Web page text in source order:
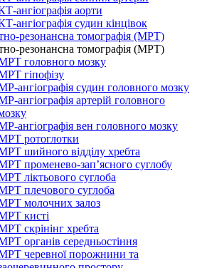
ангіографія аорти
ангіографія судин кінцівок
резонансна томографія (МРТ)
резонансна томографія (МРТ)
головного мозку
гіпофізу
ангіографія судин головного мозку
ангіографія артерій головного
ангіографія вен головного мозку
ротоглотки
шийного відділу хребта
променево-зап’ясного суглобу
ліктьового суглоба
плечового суглоба
молочних залоз
кисті
скрінінг хребта
органів середньостіння
черевної порожнини та